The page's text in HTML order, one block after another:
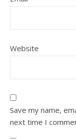
Website
Save my name,
next time I